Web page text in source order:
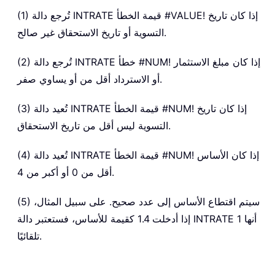
(1) تُرجع دالة INTRATE قيمة الخطأ #VALUE! إذا كان تاريخ
التسوية أو تاريخ الاستحقاق غير صالح.
(2) تُرجع دالة INTRATE خطأ #NUM! إذا كان مبلغ الاستثمار
أو الاسترداد أقل من أو يساوي صفر.
(3) تُعيد دالة INTRATE قيمة الخطأ #NUM! إذا كان تاريخ
التسوية ليس أقل من تاريخ الاستحقاق.
(4) تُعيد دالة INTRATE قيمة الخطأ #NUM! إذا كان الأساس
أقل من 0 أو أكبر من 4.
(5) سيتم اقتطاع الأساس إلى عدد صحيح. على سبيل المثال،
إذا أدخلت 1.4 كقيمة للأساس، فستعتبر دالة INTRATE أنها 1
تلقائيًا.